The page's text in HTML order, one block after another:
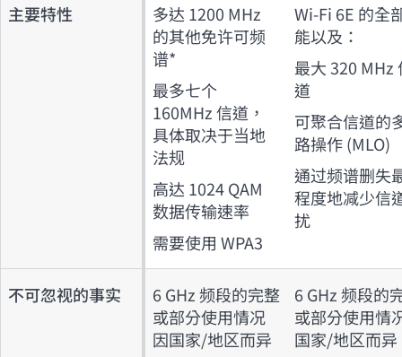
主要特性
多达 1200 MHz
的其他免许可频
谱*
最多七个
160MHz 信道，
具体取决于当地
法规
高达 1024 QAM
数据传输速率
需要使用 WPA3
Wi-Fi 6E 的全
能以及：
最大 320 MHz
道
可聚合信道的
路操作 (MLO)
通过频谱删失
程度地减少信
扰
不可忽视的事实
6 GHz 频段的完整
或部分使用情况
因国家/地区而异
6 GHz 频段的
或部分使用情
国家/地区而异